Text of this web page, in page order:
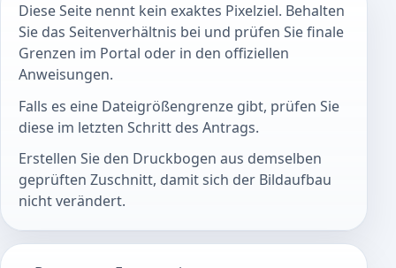
Diese Seite nennt kein exaktes Pixelziel. Behalten
Sie das Seitenverhältnis bei und prüfen Sie finale
Grenzen im Portal oder in den offiziellen
Anweisungen.
Falls es eine Dateigrößengrenze gibt, prüfen Sie
diese im letzten Schritt des Antrags.
Erstellen Sie den Druckbogen aus demselben
geprüften Zuschnitt, damit sich der Bildaufbau
nicht verändert.